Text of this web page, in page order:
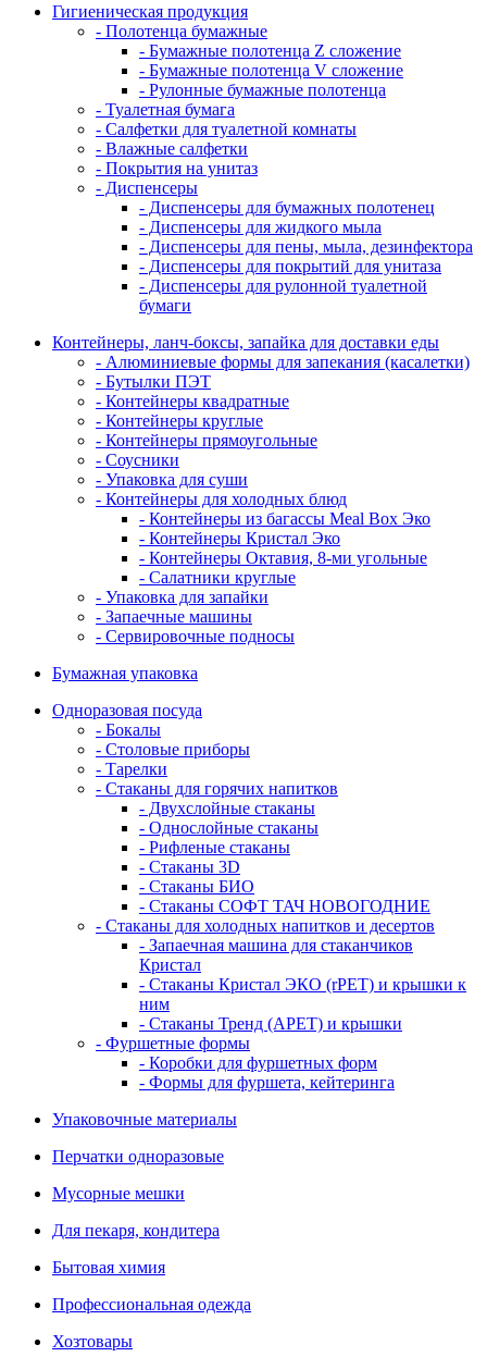
Гигиеническая продукция
- Полотенца бумажные
- Бумажные полотенца Z сложение
- Бумажные полотенца V сложение
- Рулонные бумажные полотенца
- Туалетная бумага
- Салфетки для туалетной комнаты
- Влажные салфетки
- Покрытия на унитаз
- Диспенсеры
- Диспенсеры для бумажных полотенец
- Диспенсеры для жидкого мыла
- Диспенсеры для пены, мыла, дезинфектора
- Диспенсеры для покрытий для унитаза
- Диспенсеры для рулонной туалетной
бумаги
Контейнеры, ланч-боксы, запайка для доставки еды
- Алюминиевые формы для запекания (касалетки)
- Бутылки ПЭТ
- Контейнеры квадратные
- Контейнеры круглые
- Контейнеры прямоугольные
- Соусники
- Упаковка для суши
- Контейнеры для холодных блюд
- Контейнеры из багассы Meal Box Эко
- Контейнеры Кристал Эко
- Контейнеры Октавия, 8-ми угольные
- Салатники круглые
- Упаковка для запайки
- Запаечные машины
- Сервировочные подносы
Бумажная упаковка
Одноразовая посуда
- Бокалы
- Столовые приборы
- Тарелки
- Стаканы для горячих напитков
- Двухслойные стаканы
- Однослойные стаканы
- Рифленые стаканы
- Стаканы 3D
- Стаканы БИО
- Стаканы СОФТ ТАЧ НОВОГОДНИЕ
- Стаканы для холодных напитков и десертов
- Запаечная машина для стаканчиков
Кристал
- Стаканы Кристал ЭКО (rPET) и крышки к
ним
- Стаканы Тренд (APET) и крышки
- Фуршетные формы
- Коробки для фуршетных форм
- Формы для фуршета, кейтеринга
Упаковочные материалы
Перчатки одноразовые
Мусорные мешки
Для пекаря, кондитера
Бытовая химия
Профессиональная одежда
Хозтовары